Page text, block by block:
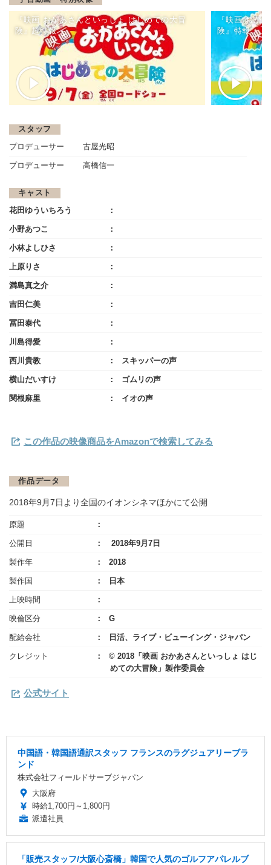
『映画 おかあさんといっしょ はじめての大冒
険』超特報
『映画 おか
険』特報
スタッフ
プロデューサー 古屋光昭
プロデューサー 高橋信一
キャスト
花田ゆういちろう
小野あつこ
小林よしひさ
上原りさ
満島真之介
吉田仁美
冨田泰代
川島得愛
西川貴教 スキッパーの声
横山だいすけ ゴムリの声
関根麻里 イオの声
この作品の映像商品をAmazonで検索してみる
作品データ
2018年9月7日より全国のイオンシネマほかにて公開
原題
公開日 2018年9月7日
製作年 2018
製作国 日本
上映時間
映倫区分 G
配給会社 日活、ライブ・ビューイング・ジャパン
クレジット
© 2018「映画 おかあさんといっしょ はじ
めての大冒険」製作委員会
公式サイト
中国語・韓国語通訳スタッフ フランスのラグジュアリーブラ
ンド
株式会社フィールドサーブジャパン
大阪府
時給1,700円～1,800円
派遣社員
「販売スタッフ/大阪心斎橋」韓国で人気のゴルフアパレルブ